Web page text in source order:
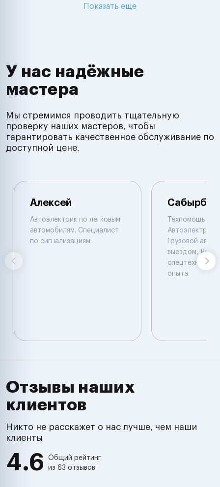
Показать еще
У нас надёжные
мастера
Мы стремимся проводить тщательную
проверку наших мастеров, чтобы
гарантировать качественное обслуживание по
доступной цене.
Алексей
Автоэлектрик по легковым
автомобилям. Специалист
по сигнализациям.
Сабырбек
Техпомощь на
Автоэлектрик
Грузовой
выездом,
спецтехники
опыта
Отзывы наших
клиентов
Никто не расскажет о нас лучше, чем наши
клиенты
4.6
Общий рейтинг
из 63 отзывов